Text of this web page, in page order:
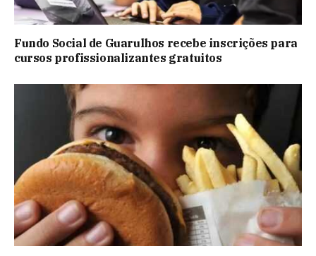
Fundo Social de Guarulhos recebe inscrições para
cursos profissionalizantes gratuitos